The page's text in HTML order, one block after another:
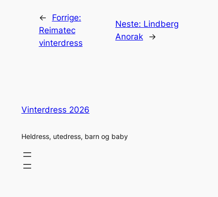
←
Forrige:
Reimatec
vinterdress
Neste: Lindberg
Anorak
→
Vinterdress 2026
Heldress, utedress, barn og baby